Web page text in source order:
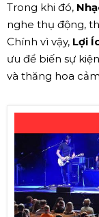
Trong khi đó,
nghe thụ động,
Chính vì vậy, Lợi
ưu để biến sự
và thăng hoa